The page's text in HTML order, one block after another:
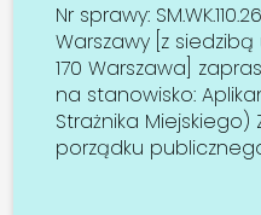
Nr sprawy:
Warszawy [z siedzibą
170 Warszawa]
na stanowisko:
Strażnika
porządku